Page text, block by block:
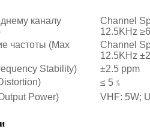
каналу
Channel
12.5KHz
частоты (Max
Channel
12.5KHz
Stability)
±2.5 ppm
≤ 5﹪
Power)
VHF: 5W;